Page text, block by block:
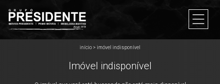
início > imóvel indisponível
Imóvel indisponível